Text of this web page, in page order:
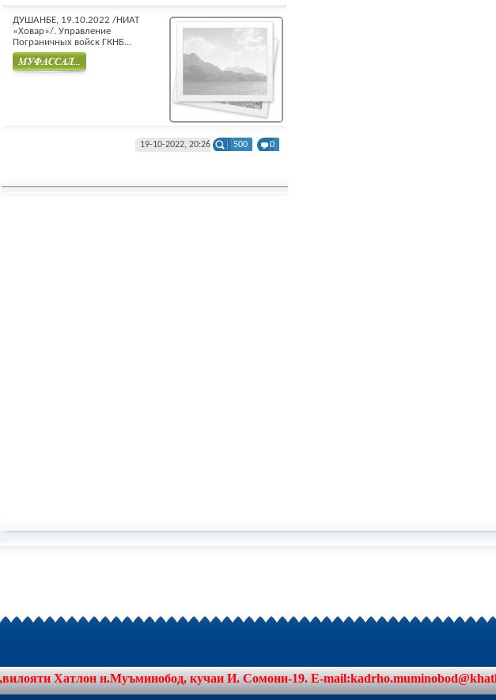
ДУШАНБЕ, 19.10.2022 /НИАТ
«Ховар»/. Управление
Пограничных войск ГКНБ...
19-10-2022, 20:26 500 0
Хатлон н.Муъминобод, кучаи И. Сомони-19. E-